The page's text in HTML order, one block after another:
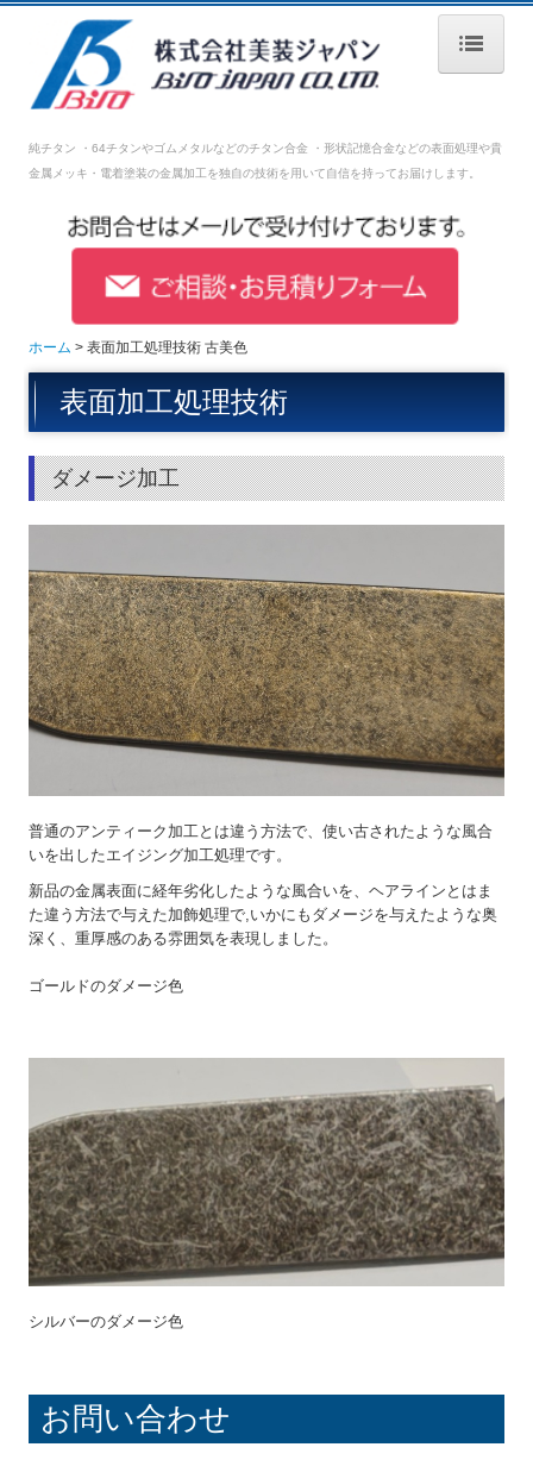
ホーム
会社案内
採用情報
募集要項【生産技術】
募集要項【生産管理】
募集要項【営業】
募集要項【メッキ分析の研究員】
お問い合わせ
2026年 営業カレンダー
純チタン ・64チタンやゴムメタルなどのチタン合金 ・形状記憶合金などの表面処理や貴
金属メッキ・電着塗装の金属加工を独自の技術を用いて自信を持ってお届けします。
ホーム 表面加工処理技術 古美色
表面加工処理技術
ダメージ加工
普通のアンティーク加工とは違う方法で、使い古されたような風合
いを出したエイジング加工処理です。
新品の金属表面に経年劣化したような風合いを、ヘアラインとはま
た違う方法で与えた加飾処理で,いかにもダメージを与えたような奥
深く、重厚感のある雰囲気を表現しました。
ゴールドのダメージ色
シルバーのダメージ色
お問い合わせ